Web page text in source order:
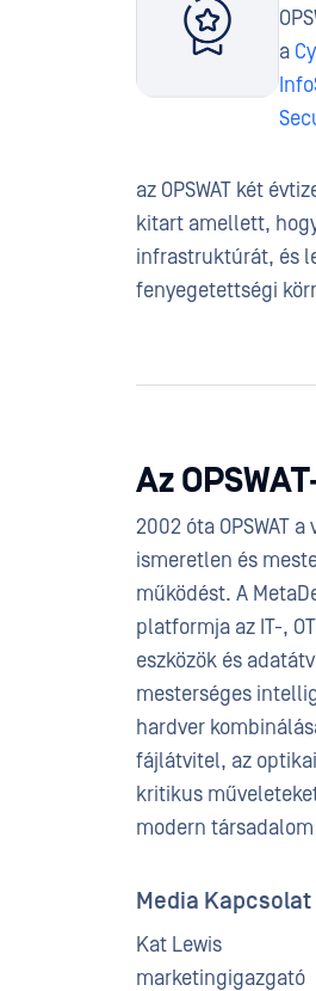
a
az OPSWAT két
kitart amellett,
infrastruktúrát, és
fenyegetettségi
Az
2002 óta OPSWAT
ismeretlen és
működést. A
platformja az IT-,
eszközök és
mesterséges
hardver
fájlátvitel, az
kritikus
modern
Media Kapcsolat
Kat Lewis
marketingigazgató